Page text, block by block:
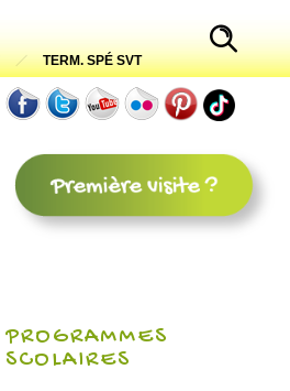
TERM. SPÉ SVT
PROGRAMMES
SCOLAIRES